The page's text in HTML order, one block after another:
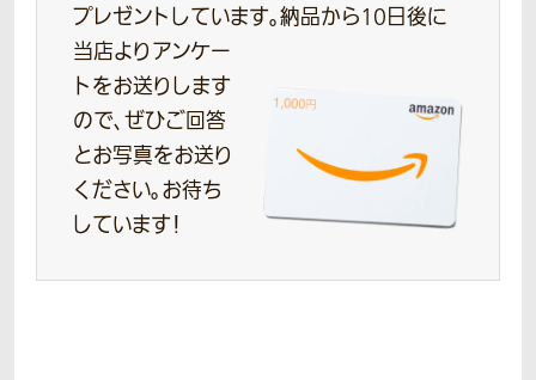
プレゼントしています。納品から10日後に
当店よりアンケー
トをお送りします
ので、ぜひご回答
とお写真をお送り
ください。お待ち
しています！